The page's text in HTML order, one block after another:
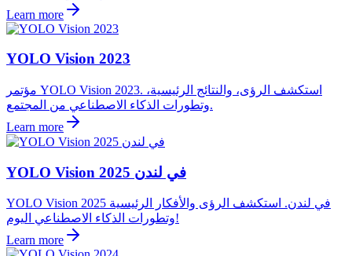
Learn more
YOLO Vision 2023
مؤتمر YOLO Vision 2023. استكشف الرؤى، والنتائج الرئيسية،
وتطورات الذكاء الاصطناعي من المجتمع.
Learn more
YOLO Vision 2025 في لندن
YOLO Vision 2025 في لندن. استكشف الرؤى والأفكار الرئيسية
وتطورات الذكاء الاصطناعي اليوم!
Learn more